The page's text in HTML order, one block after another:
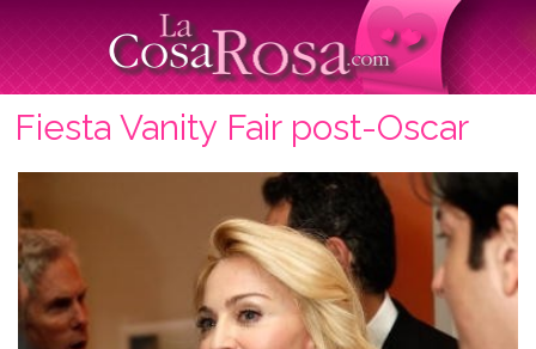
Fiesta Vanity Fair post-Oscar